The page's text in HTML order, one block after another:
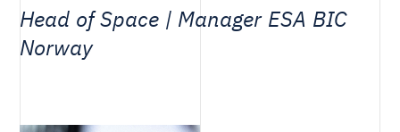
Head of Space | Manager ESA BIC
Norway